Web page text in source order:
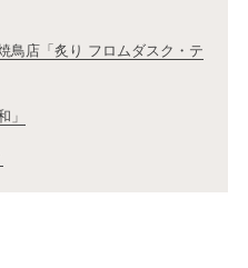
鳥店「炙り フロムダスク・テ
」